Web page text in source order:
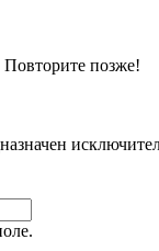
позже!